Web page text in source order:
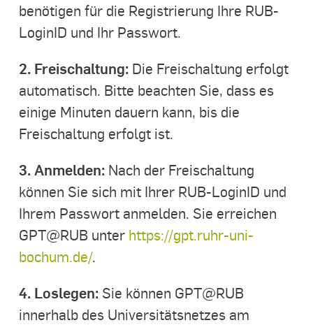
benötigen für die Registrierung Ihre RUB-
LoginID und Ihr Passwort.
2. Freischaltung: Die Freischaltung erfolgt
automatisch. Bitte beachten Sie, dass es
einige Minuten dauern kann, bis die
Freischaltung erfolgt ist.
3. Anmelden: Nach der Freischaltung
können Sie sich mit Ihrer RUB-LoginID und
Ihrem Passwort anmelden. Sie erreichen
GPT@RUB unter https://gpt.ruhr-uni-
bochum.de/.
4. Loslegen: Sie können GPT@RUB
innerhalb des Universitätsnetzes am